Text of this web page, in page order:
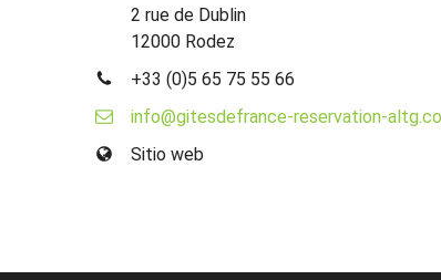
2 rue de Dublin
12000 Rodez
+33 (0)5 65 75 55 66
info@gitesdefrance-reservation-
Sitio web